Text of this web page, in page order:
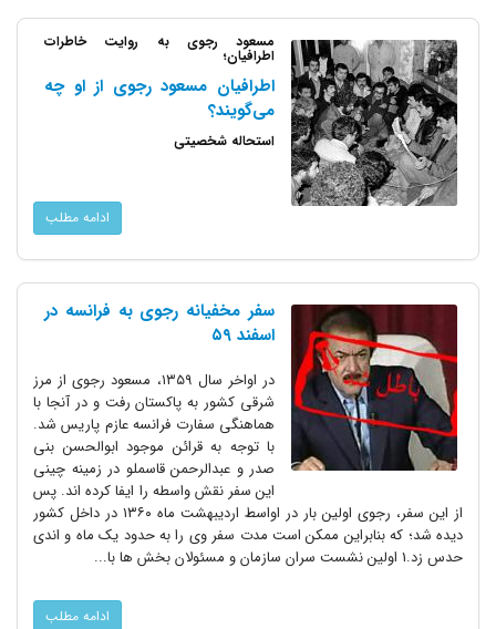
مسعود رجوی به روایت خاطرات
اطرافیان؛
اطرافیان مسعود رجوی از او چه
می‌گویند؟
استحاله شخصیتی
ادامه مطلب
سفر مخفیانه رجوی به فرانسه در
اسفند ۵۹
در اواخر سال ۱۳۵۹، مسعود رجوی از مرز
شرقی کشور به پاکستان رفت و در آنجا با
هماهنگی سفارت فرانسه عازم پاریس شد.
با توجه به قرائن موجود ابوالحسن بنی
صدر و عبدالرحمن قاسملو در زمینه چینی
این سفر نقش واسطه را ایفا کرده اند. پس
از این سفر، رجوی اولین بار در اواسط اردیبهشت ماه ۱۳۶۰ در داخل کشور
دیده شد؛ که بنابراین ممکن است مدت سفر وی را به حدود یک ماه و اندی
حدس زد.1 اولین نشست سران سازمان و مسئولان بخش ها با...
ادامه مطلب